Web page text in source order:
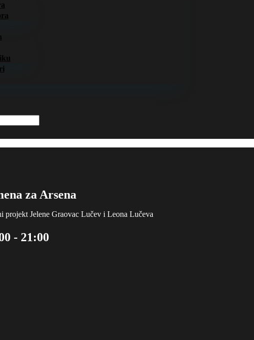
za Arsena
projekt Jelene Graovac Lučev i Leona Lučeva
- 21:00